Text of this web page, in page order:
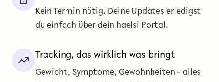
Kein Termin nötig. Deine Updates erledigst
du einfach über dein haelsi Portal.
Tracking, das wirklich was bringt
Gewicht, Symptome, Gewohnheiten – alles